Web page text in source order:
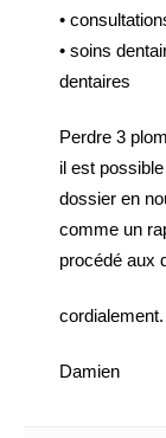
•
• soins
dentaires
Perdre 3
il est
dossier en
comme un
procédé aux
cordialement.
Damien